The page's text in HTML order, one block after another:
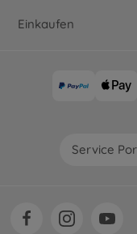
Einkaufen
Service